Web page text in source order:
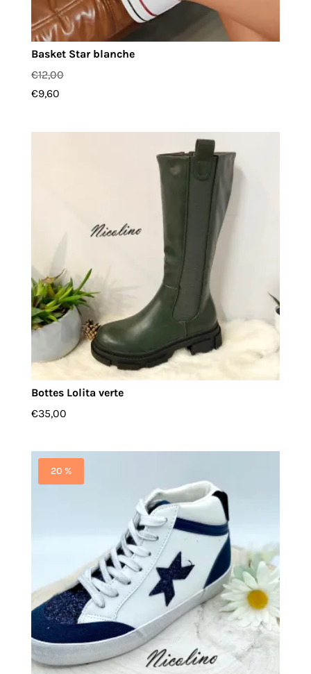
Basket Star blanche
€12,00
€9,60
Bottes Lolita verte
€35,00
20 %